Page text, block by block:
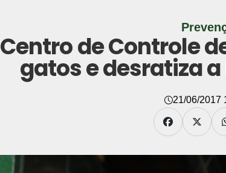
Centro de Controle
gatos e desratiza
21/06/2017